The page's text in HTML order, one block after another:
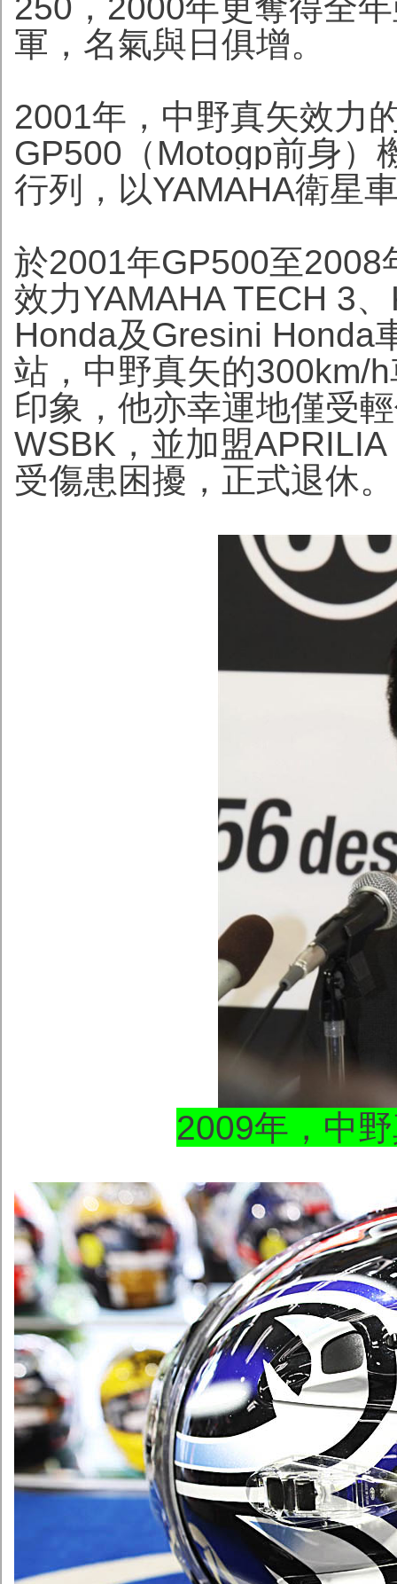
軍，名氣與日俱增。
2001年，中野真矢效力
GP500（Motogp前身）
行列，以YAMAHA衛星
於2001年GP500至2008
效力YAMAHA TECH 3
Honda及Gresini Honda
站，中野真矢的300km/
印象，他亦幸運地僅受
WSBK，並加盟
受傷患困擾，正式退休。
2009年，中